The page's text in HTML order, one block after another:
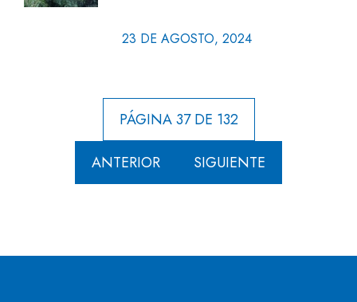
23 DE AGOSTO, 2024
PÁGINA 37 DE 132
ANTERIOR SIGUIENTE